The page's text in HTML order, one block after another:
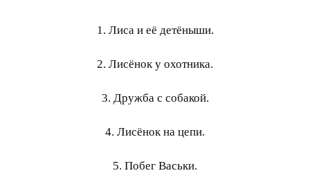
1. Лиса и её детёныши.
2. Лисёнок у охотника.
3. Дружба с собакой.
4. Лисёнок на цепи.
5. Побег Васьки.